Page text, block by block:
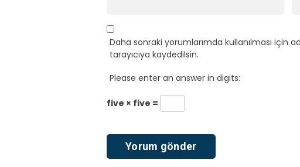
Daha sonraki yorumlarımda kullanılması için
tarayıcıya kaydedilsin.
Please enter an answer in digits:
five × five =